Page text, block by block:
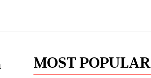
MOST POPULAR